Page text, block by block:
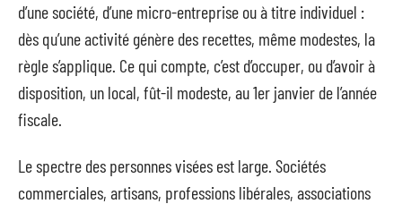
d’une société, d’une micro-entreprise ou à titre individuel :
dès qu’une activité génère des recettes, même modestes, la
règle s’applique. Ce qui compte, c’est d’occuper, ou d’avoir à
disposition, un local, fût-il modeste, au 1er janvier de l’année
fiscale.
Le spectre des personnes visées est large. Sociétés
commerciales, artisans, professions libérales, associations